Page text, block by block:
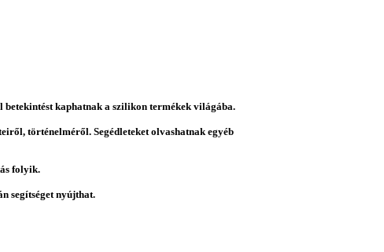
kaphatnak a szilikon termékek világába.
történelméről. Segédleteket olvashatnak egyéb
folyik.
segítséget nyújthat.